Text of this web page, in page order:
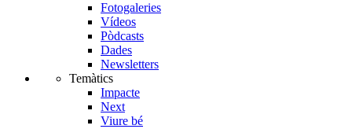
Fotogaleries
Vídeos
Pòdcasts
Dades
Newsletters
Temàtics
Impacte
Next
Viure bé